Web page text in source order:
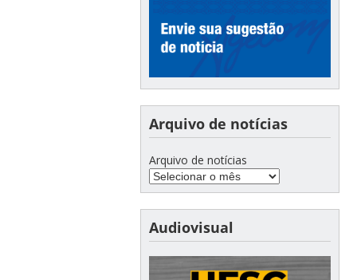
Arquivo de notícias
Arquivo de notícias
Audiovisual